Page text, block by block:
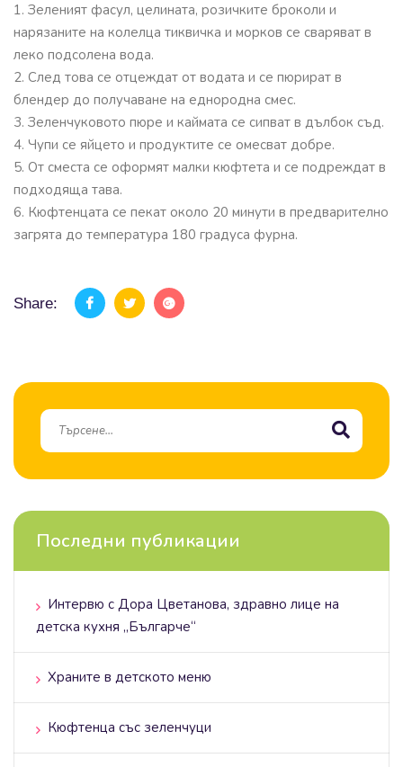
1. Зеленият фасул, целината, розичките броколи и
нарязаните на колелца тиквичка и морков се сваряват в
леко подсолена вода.
2. След това се отцеждат от водата и се пюрират в
блендер до получаване на еднородна смес.
3. Зеленчуковото пюре и каймата се сипват в дълбок съд.
4. Чупи се яйцето и продуктите се омесват добре.
5. От сместа се оформят малки кюфтета и се подреждат в
подходяща тава.
6. Кюфтенцата се пекат около 20 минути в предварително
загрята до температура 180 градуса фурна.
Share:
Последни публикации
Интервю с Дора Цветанова, здравно лице на
детска кухня „Българче“
Храните в детското меню
Кюфтенца със зеленчуци